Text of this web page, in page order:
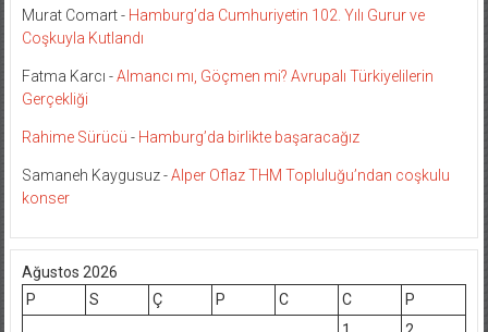
Murat Comart- Hamburg’da Cumhuriyetin 102. Yılı Gurur ve
Coşkuyla Kutlandı
Fatma Karcı -Almancı mı, Göçmen mi? Avrupalı Türkiyelilerin
Gerçekliği
Rahime Sürücü - Hamburg’da birlikte başaracağız
Samaneh Kaygusuz-Alper Oflaz THM Topluluğu’ndan coşkulu
konser
Ağustos 2026
P
S Ç P C C
P